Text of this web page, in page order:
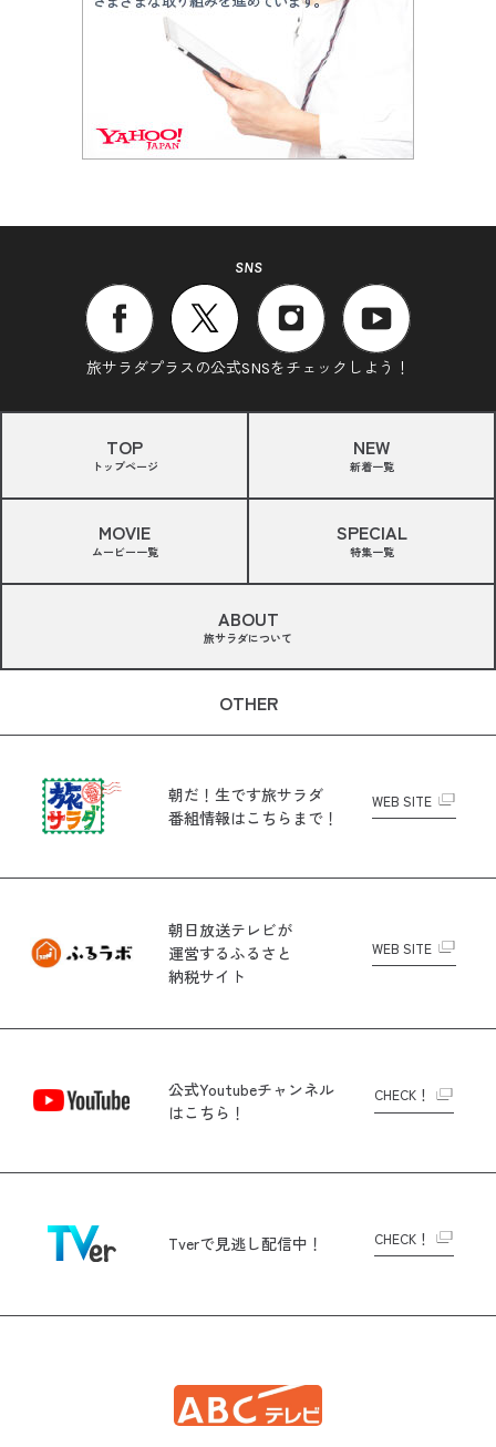
SNS
旅サラダプラスの公式SNSをチェックしよう！
TOP
トップページ
NEW
新着一覧
MOVIE
ムービー一覧
SPECIAL
特集一覧
ABOUT
旅サラダについて
OTHER
朝だ！生です旅サラダ
番組情報はこちらまで！
WEB SITE
朝日放送テレビが
運営するふるさと
納税サイト
WEB SITE
公式Youtubeチャンネル
はこちら！
CHECK！
Tverで見逃し配信中！ CHECK！